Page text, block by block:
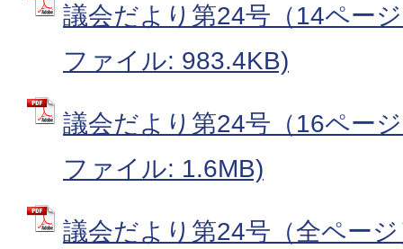
議会だより第24号（14ペー
ファイル: 983.4KB)
議会だより第24号（16ペー
ファイル: 1.6MB)
議会だより第24号（全ペー